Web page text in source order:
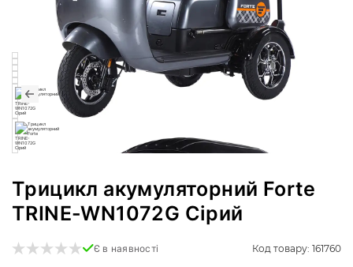
Трицикл акумуляторний Forte
TRINE-WN1072G Сірий
Є в наявності Код товару: 161760